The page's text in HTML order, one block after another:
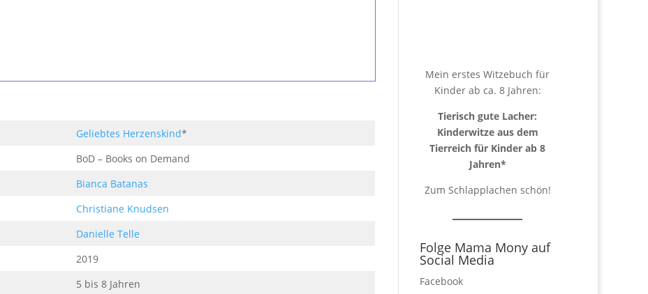
Geliebtes Herzenskind*
BoD – Books on Demand
Bianca Batanas
Christiane Knudsen
Danielle Telle
2019
5 bis 8 Jahren
Mein erstes Witzebuch für
Kinder ab ca. 8 Jahren:
Tierisch gute Lacher:
Kinderwitze aus dem
Tierreich für Kinder ab 8
Jahren*
Zum Schlapplachen schön!
Folge Mama Mony auf
Social Media
Facebook